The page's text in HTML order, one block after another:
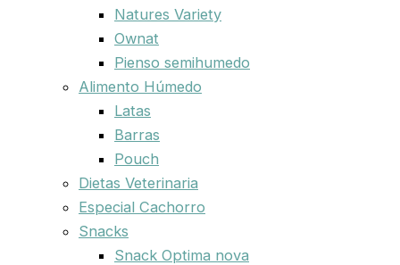
Natures Variety
Ownat
Pienso semihumedo
Alimento Húmedo
Latas
Barras
Pouch
Dietas Veterinaria
Especial Cachorro
Snacks
Snack Optima nova